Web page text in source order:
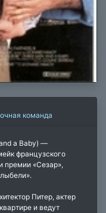
команда
a Baby) —
французского
премии «Сезар»,
Питер, актер
и ведут